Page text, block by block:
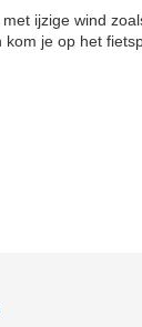
ijzige wind
kom je op het